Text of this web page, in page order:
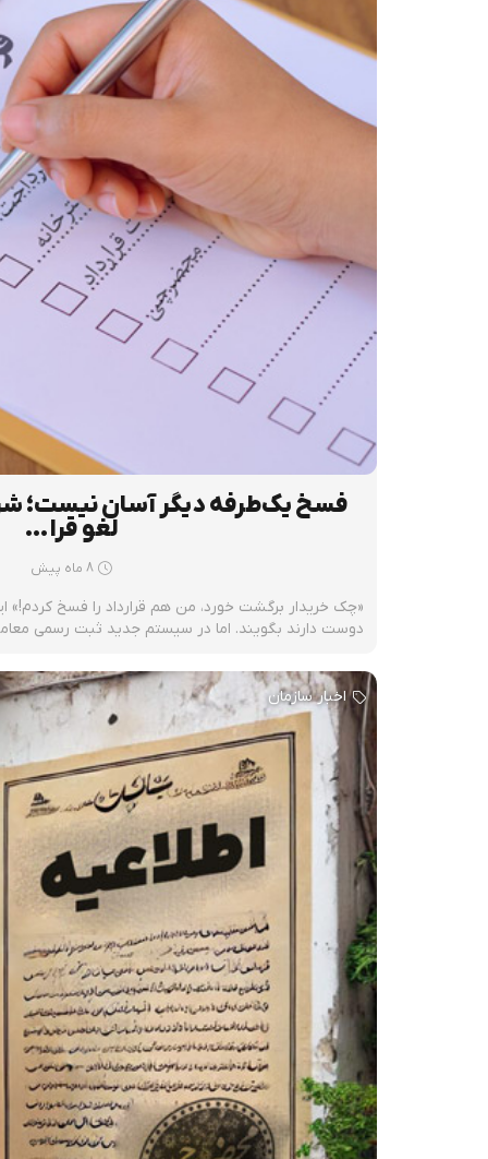
فسخ یک‌طرفه دیگر آسان نیست؛
لغو قرا…
8 ماه پیش
«چک خریدار برگشت خورد، من هم قرارداد را فسخ
دوست دارند بگویند. اما در سیستم جدید ثبت رسمی
اخبار سازمان